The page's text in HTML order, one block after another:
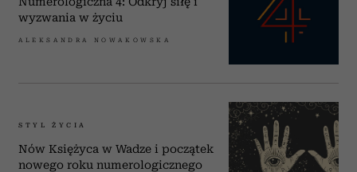
wyzwania w życiu
ALEKSANDRA NOWAKOWSKA
STYL ŻYCIA
Nów Księżyca w Wadze i początek
nowego roku numerologicznego